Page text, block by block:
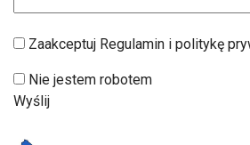
Zaakceptuj Regulamin i politykę
Nie jestem robotem
Wyślij